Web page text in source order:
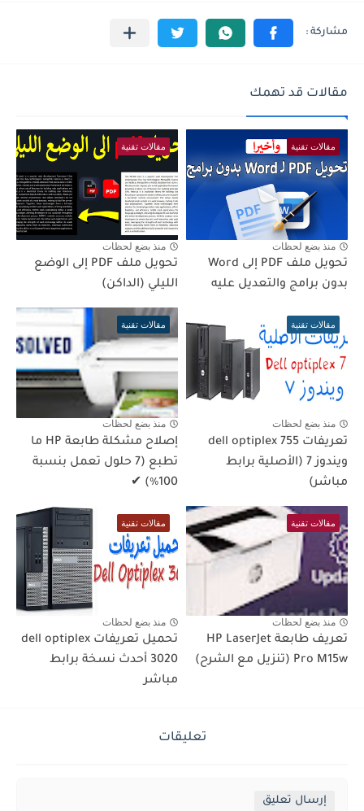
مقالات قد تهمك
مقالات تقنية
منذ بضع لحظات
تحويل ملف PDF إلى Word
بدون برامج والتعديل عليه
مقالات تقنية
منذ بضع لحظات
تحويل ملف PDF إلى الوضع
الليلي (الداكن)
مقالات تقنية
منذ بضع لحظات
تعريفات dell optiplex 755
ويندوز 7 (الأصلية برابط
مباشر)
مقالات تقنية
منذ بضع لحظات
إصلاح مشكلة طابعة HP ما
تطبع (7 حلول تعمل بنسبة
100٪) ✔
مقالات تقنية
منذ بضع لحظات
تعريف طابعة HP LaserJet
Pro M15w (تنزيل مع الشرح)
مقالات تقنية
منذ بضع لحظات
تحميل تعريفات dell optiplex
3020 أحدث نسخة برابط
مباشر
تعليقات
إرسال تعليق